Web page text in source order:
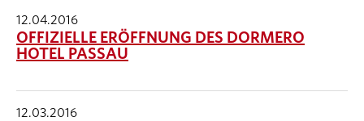
12.04.2016
OFFIZIELLE ERÖFFNUNG DES DORMERO
HOTEL PASSAU
12.03.2016